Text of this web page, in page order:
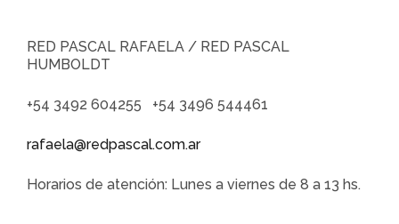
RED PASCAL RAFAELA / RED PASCAL
HUMBOLDT
+54 3492 604255 +54 3496 544461
rafaela@redpascal.com.ar
Horarios de atención: Lunes a viernes de 8 a 13 hs.